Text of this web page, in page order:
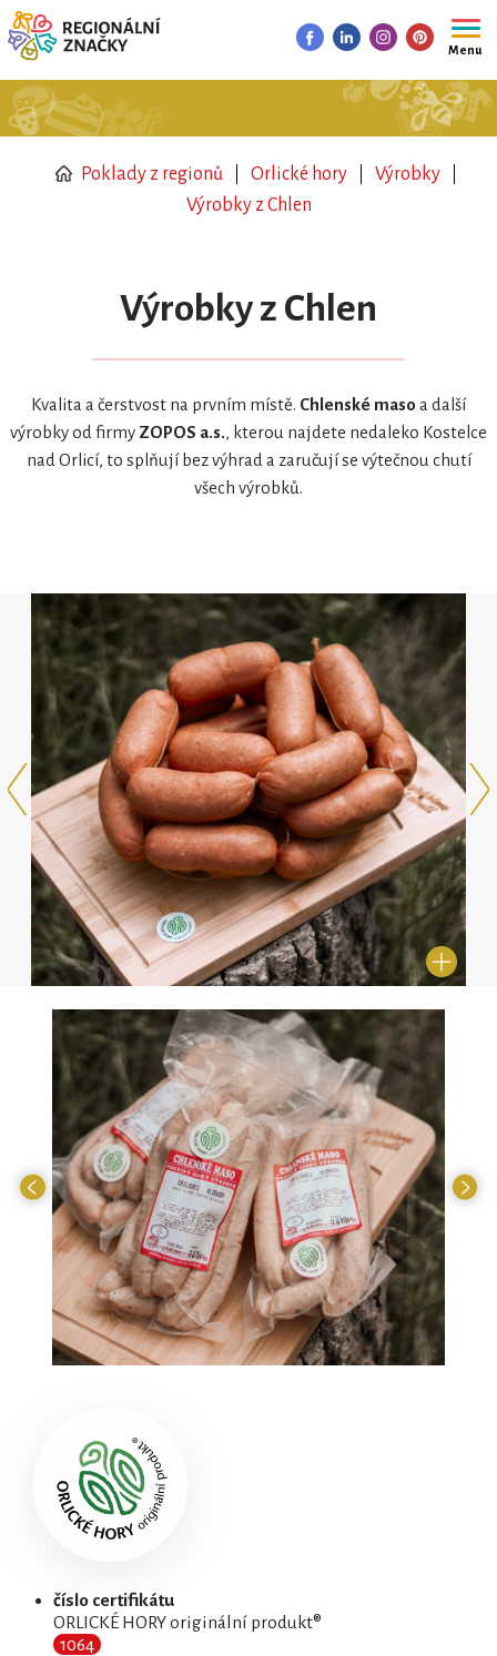
Menu
Poklady z regionů Orlické hory
Výrobky
Výrobky z Chlen
Výrobky z Chlen
Kvalita a čerstvost na prvním místě. Chlenské maso a další
výrobky od firmy ZOPOS a.s., kterou najdete nedaleko Kostelce
nad Orlicí, to splňují bez výhrad a zaručují se výtečnou chutí
všech výrobků.
číslo certifikátu
ORLICKÉ HORY originální produkt®
1064